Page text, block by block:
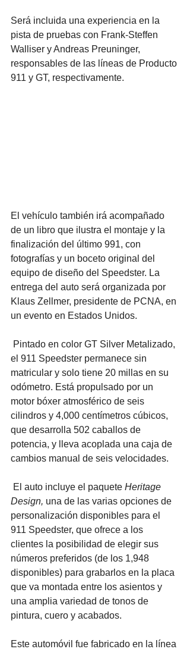
Será incluida una experiencia en la
pista de pruebas con Frank-Steffen
Walliser y Andreas Preuninger,
responsables de las líneas de Producto
911 y GT, respectivamente.
El vehículo también irá acompañado
de un libro que ilustra el montaje y la
finalización del último 991, con
fotografías y un boceto original del
equipo de diseño del Speedster. La
entrega del auto será organizada por
Klaus Zellmer, presidente de PCNA, en
un evento en Estados Unidos.
Pintado en color GT Silver Metalizado,
el 911 Speedster permanece sin
matricular y solo tiene 20 millas en su
odómetro. Está propulsado por un
motor bóxer atmosférico de seis
cilindros y 4,000 centímetros cúbicos,
que desarrolla 502 caballos de
potencia, y lleva acoplada una caja de
cambios manual de seis velocidades.
El auto incluye el paquete Heritage
Design, una de las varias opciones de
personalización disponibles para el
911 Speedster, que ofrece a los
clientes la posibilidad de elegir sus
números preferidos (de los 1,948
disponibles) para grabarlos en la placa
que va montada entre los asientos y
una amplia variedad de tonos de
pintura, cuero y acabados.
Este automóvil fue fabricado en la línea